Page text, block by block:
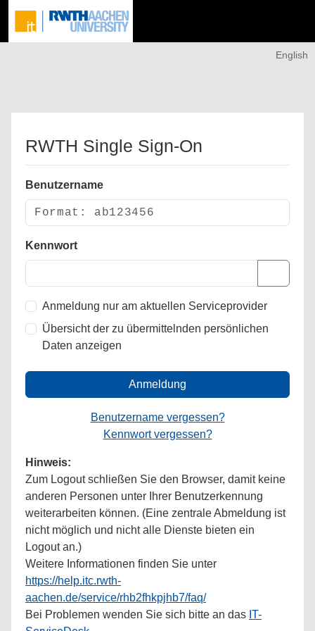
English
RWTH Single Sign-On
Benutzername
Kennwort
Anmeldung nur am aktuellen Serviceprovider
Übersicht der zu übermittelnden persönlichen
Daten anzeigen
Anmeldung
Benutzername vergessen?
Kennwort vergessen?
Hinweis:
Zum Logout schließen Sie den Browser, damit keine
anderen Personen unter Ihrer Benutzerkennung
weiterarbeiten können. (Eine zentrale Abmeldung ist
nicht möglich und nicht alle Dienste bieten ein
Logout an.)
Weitere Informationen finden Sie unter
https://help.itc.rwth-
aachen.de/service/rhb2fhkpjhb7/faq/
Bei Problemen wenden Sie sich bitte an das IT-